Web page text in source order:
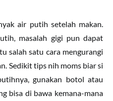
air putih setelah makan.
masalah gigi pun dapat
salah satu cara mengurangi
Sedikit tips nih moms biar si
gunakan botol atau
bisa di bawa kemana-mana